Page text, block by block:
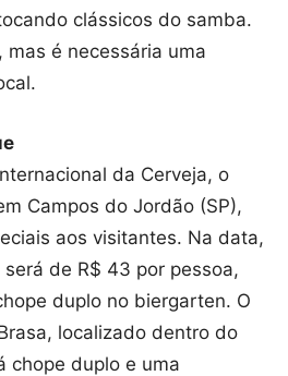
clássicos do samba.
é necessária uma
da Cerveja, o
Campos do Jordão (SP),
aos visitantes. Na data,
de R$ 43 por pessoa,
duplo no biergarten. O
localizado dentro do
chope duplo e uma